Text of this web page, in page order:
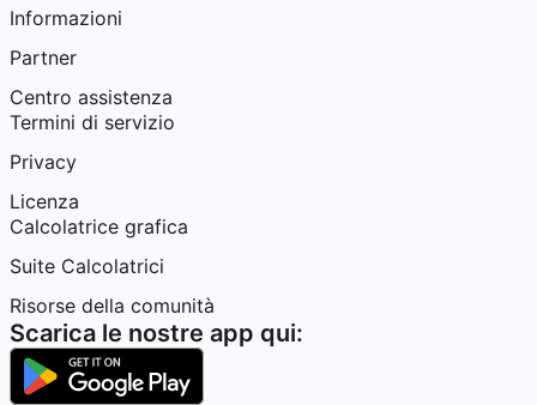
Informazioni
Partner
Centro assistenza
Termini di servizio
Privacy
Licenza
Calcolatrice grafica
Suite Calcolatrici
Risorse della comunità
Scarica le nostre app qui: